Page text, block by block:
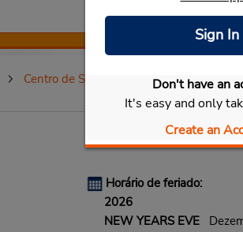
Selecionar
Sign In
Don't have an
It's easy and only
Create an
Centro de Stresa
Horário de feriado:
2026
NEW YEARS EVE